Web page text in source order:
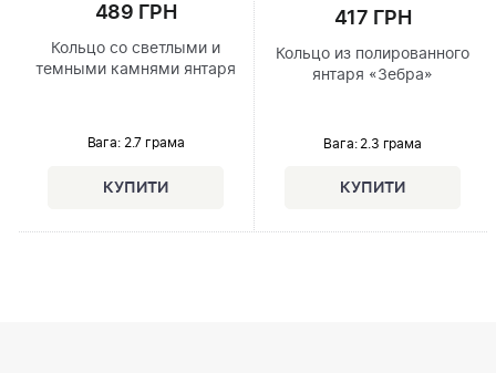
489 ГРН
Кольцо со светлыми и
темными камнями янтаря
Вага: 2.7 грама
417 ГРН
Кольцо из полированного
янтаря «Зебра»
Вага: 2.3 грама